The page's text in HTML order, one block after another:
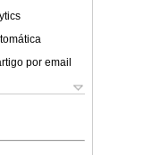
por email